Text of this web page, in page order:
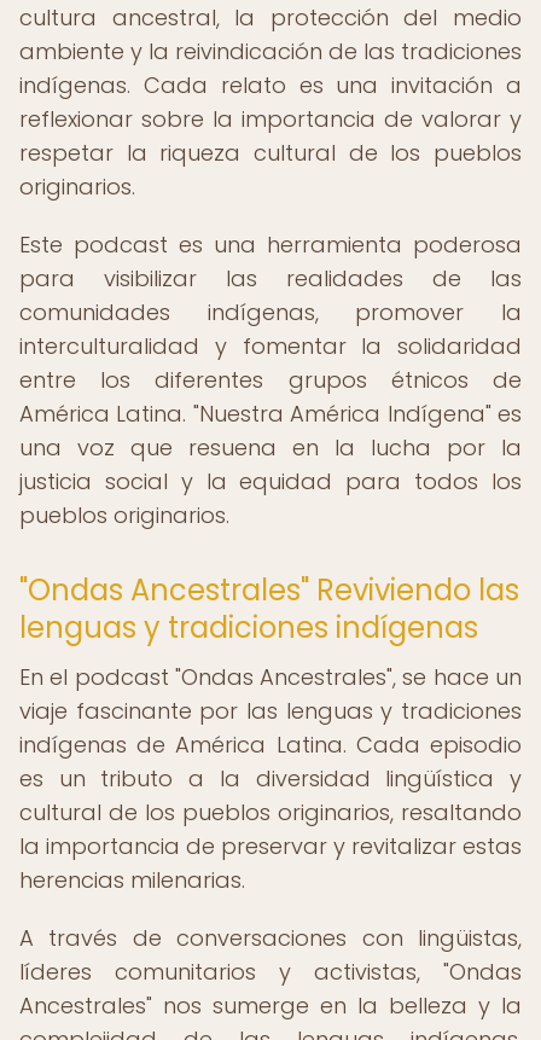
cultura ancestral, la protección del medio
ambiente y la reivindicación de las tradiciones
indígenas. Cada relato es una invitación a
reflexionar sobre la importancia de valorar y
respetar la riqueza cultural de los pueblos
originarios.
Este podcast es una herramienta poderosa
para visibilizar las realidades de las
comunidades indígenas, promover la
interculturalidad y fomentar la solidaridad
entre los diferentes grupos étnicos de
América Latina. "Nuestra América Indígena" es
una voz que resuena en la lucha por la
justicia social y la equidad para todos los
pueblos originarios.
"Ondas Ancestrales" Reviviendo las
lenguas y tradiciones indígenas
En el podcast "Ondas Ancestrales", se hace un
viaje fascinante por las lenguas y tradiciones
indígenas de América Latina. Cada episodio
es un tributo a la diversidad lingüística y
cultural de los pueblos originarios, resaltando
la importancia de preservar y revitalizar estas
herencias milenarias.
A través de conversaciones con lingüistas,
líderes comunitarios y activistas, "Ondas
Ancestrales" nos sumerge en la belleza y la